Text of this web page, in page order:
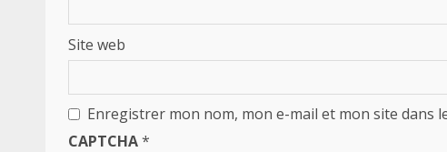
Site web
Enregistrer mon nom, mon e-mail et mon site dans
CAPTCHA*